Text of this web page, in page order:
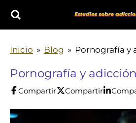
al
Inicio » Blog » Pornografía y
Pornografía y adicción
Compartir Compartir